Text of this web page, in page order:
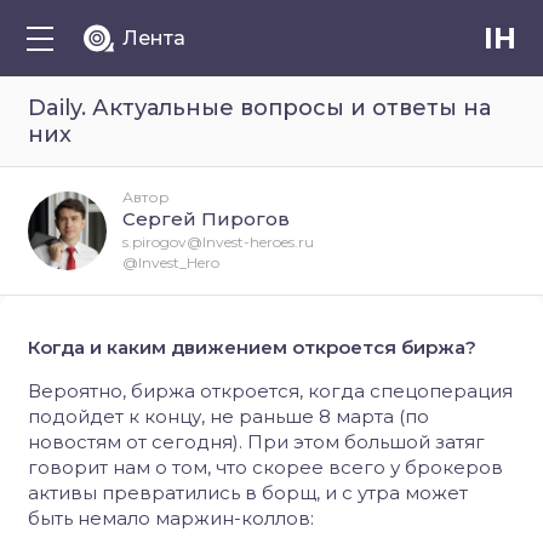
Лента IH
Daily. Актуальные вопросы и ответы на
них
Когда и каким движением откроется биржа?
Вероятно, биржа откроется, когда спецоперация
подойдет к концу, не раньше 8 марта (по
новостям от сегодня). При этом большой затяг
говорит нам о том, что скорее всего у брокеров
активы превратились в борщ, и с утра может
быть немало маржин-коллов:
Автор
Сергей Пирогов
s.pirogov@Invest-heroes.ru
@Invest_Hero